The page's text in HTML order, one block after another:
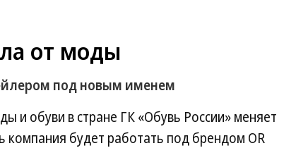
от моды
под новым именем
и обуви в стране ГК «Обувь России» меняет
компания будет работать под брендом OR